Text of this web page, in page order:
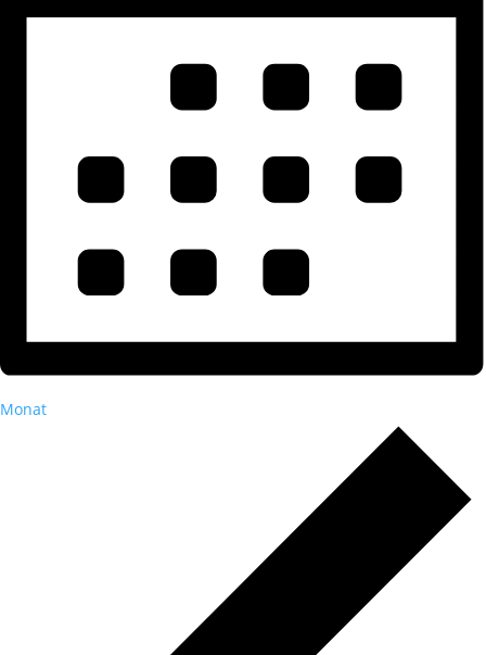
Monat